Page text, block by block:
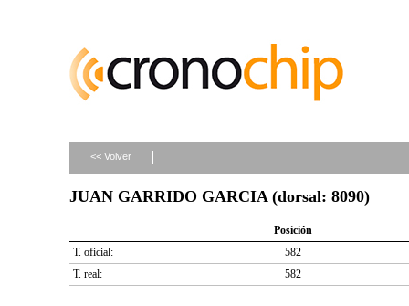
<< Volver
JUAN GARRIDO GARCIA (dorsal: 8090)
Posición
T. oficial:
582
T. real:
582